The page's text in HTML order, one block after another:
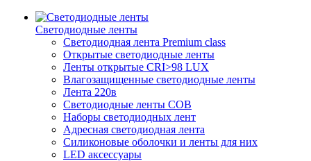
Светодиодные ленты
Светодиодная лента Premium class
Открытые светодиодные ленты
Ленты открытые CRI>98 LUX
Влагозащищенные светодиодные ленты
Лента 220в
Светодиодные ленты COB
Наборы светодиодных лент
Адресная светодиодная лента
Силиконовые оболочки и ленты для них
LED аксессуары